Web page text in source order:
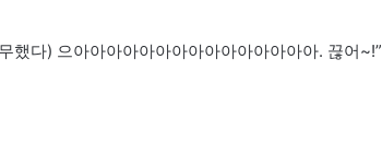
했다) 으아아아아아아아아아아아아아아아. 끊어~!”